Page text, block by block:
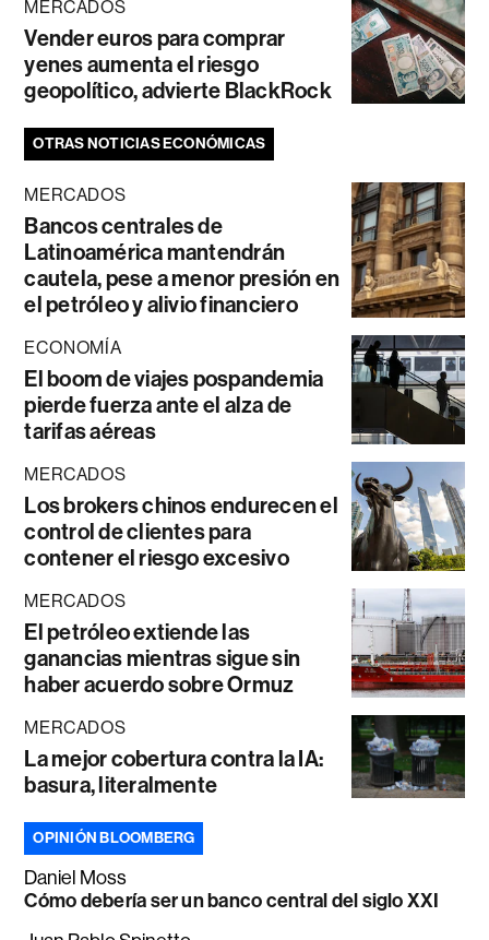
MERCADOS
Vender euros para comprar
yenes aumenta el riesgo
geopolítico, advierte BlackRock
OTRAS NOTICIAS ECONÓMICAS
MERCADOS
Bancos centrales de
Latinoamérica mantendrán
cautela, pese a menor presión en
el petróleo y alivio financiero
ECONOMÍA
El boom de viajes pospandemia
pierde fuerza ante el alza de
tarifas aéreas
MERCADOS
Los brokers chinos endurecen el
control de clientes para
contener el riesgo excesivo
MERCADOS
El petróleo extiende las
ganancias mientras sigue sin
haber acuerdo sobre Ormuz
MERCADOS
La mejor cobertura contra la IA:
basura, literalmente
OPINIÓN BLOOMBERG
Daniel Moss
Cómo debería ser un banco central del siglo XXI